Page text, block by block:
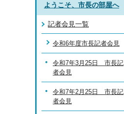
ようこそ、市長の部屋へ
記者会見一覧
令和6年度市長記者会見
令和7年3月25日 市長記
者会見
令和7年2月25日 市長記
者会見